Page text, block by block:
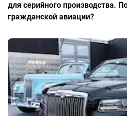
для серийного производства.
гражданской авиации?